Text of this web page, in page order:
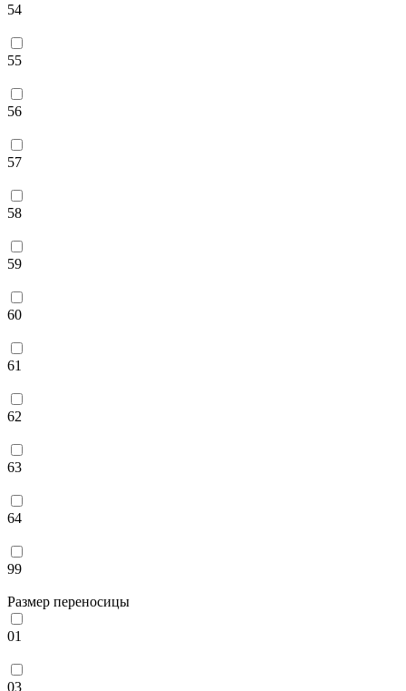
54
55
56
57
58
59
60
61
62
63
64
99
Размер переносицы
01
03